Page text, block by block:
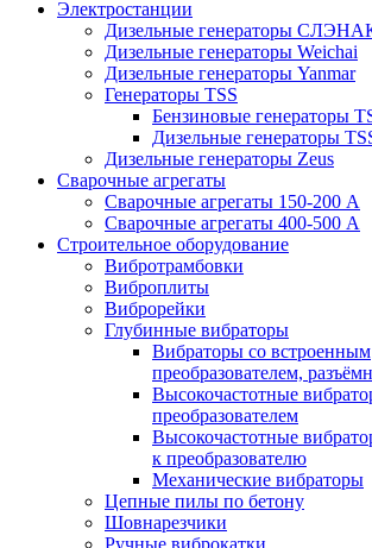
Электростанции
Дизельные генераторы
Дизельные генераторы Weichai
Дизельные генераторы Yanmar
Генераторы TSS
Бензиновые генераторы
Дизельные генераторы
Дизельные генераторы Zeus
Сварочные агрегаты
Сварочные агрегаты 150-200 А
Сварочные агрегаты 400-500 А
Строительное оборудование
Вибротрамбовки
Виброплиты
Виброрейки
Глубинные вибраторы
Вибраторы со встроенным
преобразователем,
Высокочастотные
преобразователем
Высокочастотные
к преобразователю
Механические вибраторы
Цепные пилы по бетону
Шовнарезчики